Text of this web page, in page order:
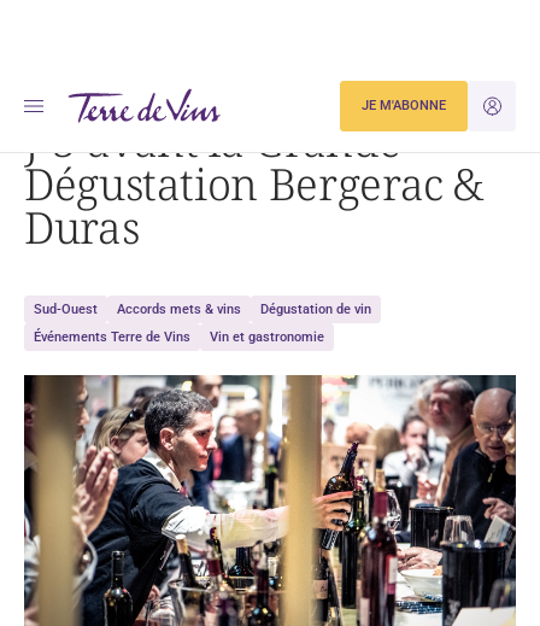
JE
JE M'ABONNE
Accueil J-3 avant la Grande Dégustation Bergerac & Duras
J-3 avant la Grande
Dégustation Bergerac &
Duras
Sud-Ouest Accords mets & vins
Dégustation de vin
Événements Terre de Vins
Vin et gastronomie